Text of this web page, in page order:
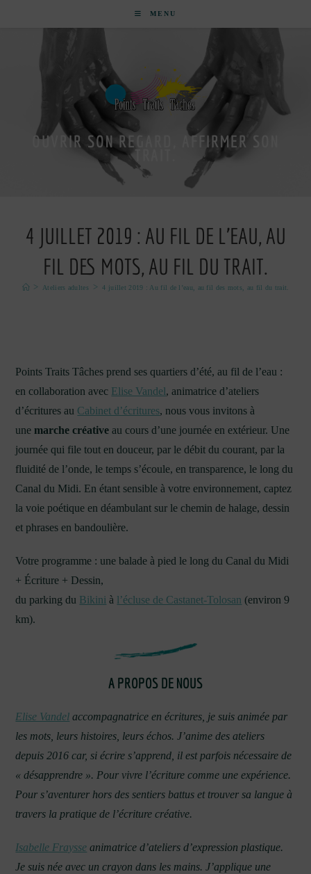
MENU
OUVRIR SON REGARD, AFFIRMER SON
TRAIT.
4 JUILLET 2019 : AU FIL DE L’EAU, AU
FIL DES MOTS, AU FIL DU TRAIT.
> Ateliers adultes > 4 juillet 2019 : Au fil de l’eau, au fil des mots, au fil du trait.
Points Traits Tâches prend ses quartiers d’été, au fil de l’eau :
en collaboration avec Elise Vandel, animatrice d’ateliers
d’écritures au Cabinet d’écritures, nous vous invitons à
unemarche créative au cours d’une journée en extérieur. Une
journée qui file tout en douceur, par le débit du courant, par la
fluidité de l’onde, le temps s’écoule, en transparence, le long du
Canal du Midi. En étant sensible à votre environnement, captez
la voie poétique en déambulant sur le chemin de halage, dessin
et phrases en bandoulière.
Votre programme : une balade à pied le long du Canal du Midi
+ Écriture + Dessin,
du parking du Bikini à l’écluse de Castanet-Tolosan (environ 9
km).
A PROPOS DE NOUS
Elise Vandel accompagnatrice en écritures, je suis animée par
les mots, leurs histoires, leurs échos. J’anime des ateliers
depuis 2016 car, si écrire s’apprend, il est parfois nécessaire de
« désapprendre ». Pour vivre l’écriture comme une expérience.
Pour s’aventurer hors des sentiers battus et trouver sa langue à
travers la pratique de l’écriture créative.
Isabelle Fraysse animatrice d’ateliers d’expression plastique.
Je suis née avec un crayon dans les mains. J’applique une